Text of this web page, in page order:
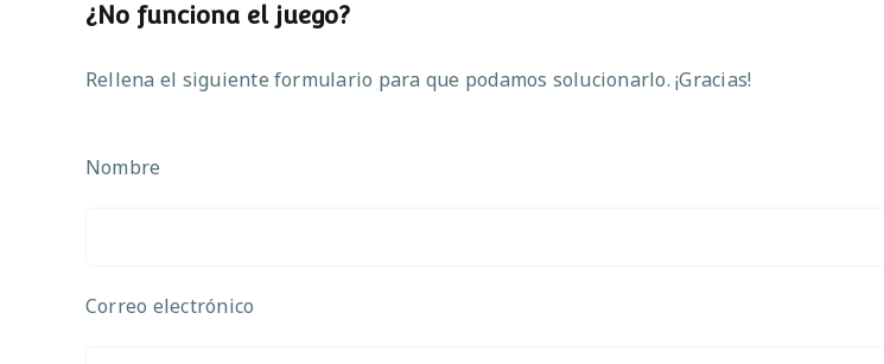
¿No funciona el juego?
Rellena el siguiente formulario para que podamos solucionarlo. ¡Gracias!
Nombre
Correo electrónico